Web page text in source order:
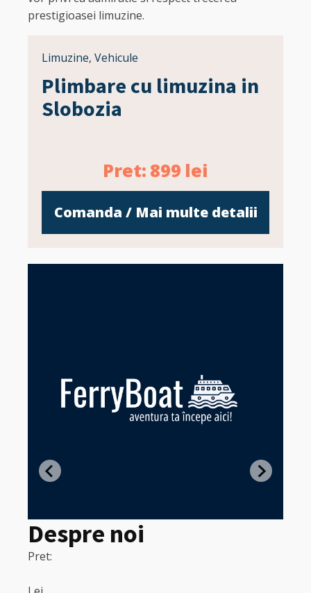
prestigioasei limuzine.
Limuzine, Vehicule
Plimbare cu limuzina in
Slobozia
Pret: 899 lei
Comanda / Mai multe detalii
Despre noi
Pret: